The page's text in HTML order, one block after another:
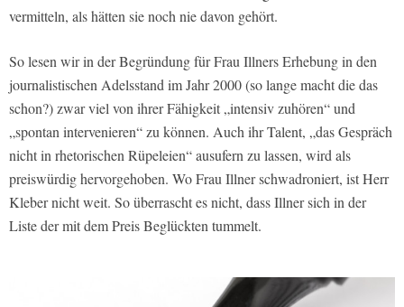
vermitteln, als hätten sie noch nie davon gehört.
So lesen wir in der Begründung für Frau Illners Erhebung in den
journalistischen Adelsstand im Jahr 2000 (so lange macht die das
schon?) zwar viel von ihrer Fähigkeit „intensiv zuhören“ und
„spontan intervenieren“ zu können. Auch ihr Talent, „das Gespräch
nicht in rhetorischen Rüpeleien“ ausufern zu lassen, wird als
preiswürdig hervorgehoben. Wo Frau Illner schwadroniert, ist Herr
Kleber nicht weit. So überrascht es nicht, dass Illner sich in der
Liste der mit dem Preis Beglückten tummelt.